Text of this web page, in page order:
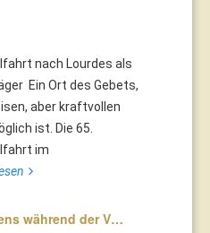
nach Lourdes als
Ein Ort des Gebets,
aber kraftvollen
ist. Die 65.
im
während der V…